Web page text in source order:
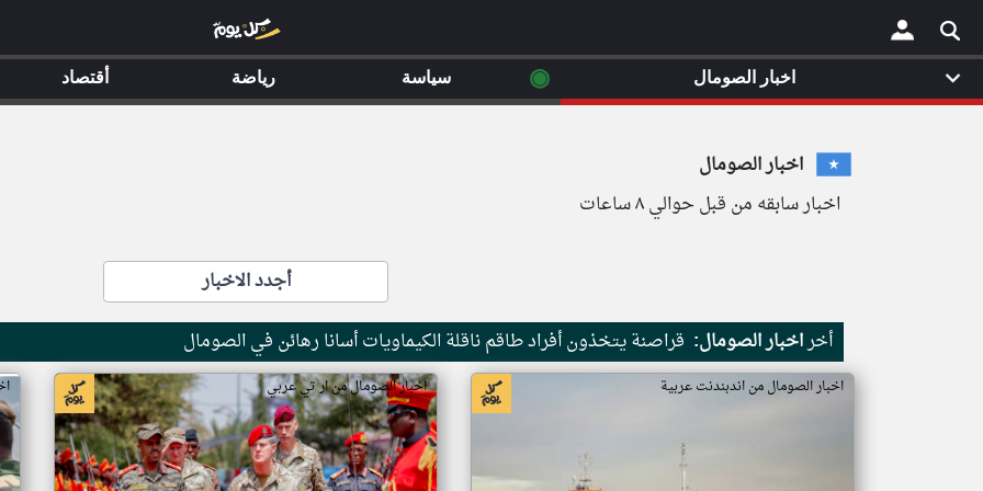
×
اخبار الصومال
اخبار سابقه من قبل حوالي ٨ ساعات
أجدد الاخبار
أخراخبار الصومال: قراصنة يتخذون أفراد طاقم ناقلة الكيماويات أسانا رهائن في الصومال
اخبار الصومال من اندبندنت عربية اخبار الصومال من ار تي عربي
اخبار الصومال ◉ سياسة رياضة أقتصاد